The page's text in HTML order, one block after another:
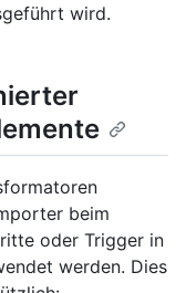
wird.
beim
oder Trigger in
werden. Dies